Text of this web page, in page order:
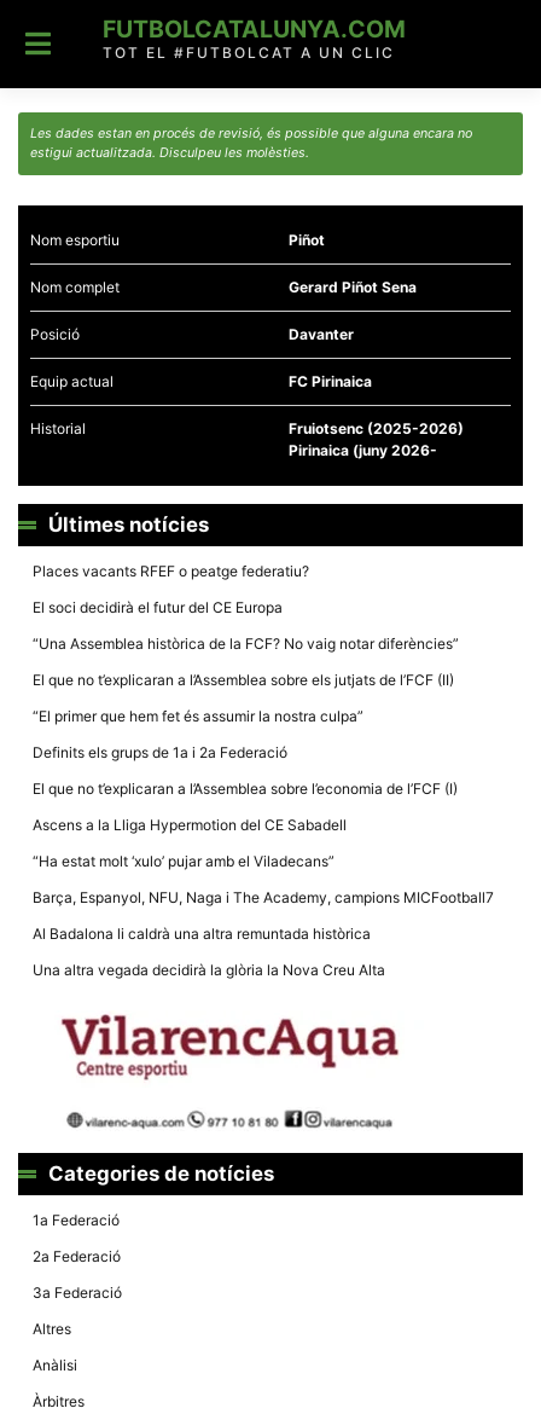
content
FUTBOLCATALUNYA.COM
TOT EL #FUTBOLCAT A UN CLIC
Les dades estan en procés de revisió, és possible que alguna encara no
estigui actualitzada. Disculpeu les molèsties.
Nom esportiu Piñot
Nom complet Gerard Piñot Sena
Posició Davanter
Equip actual FC Pirinaica
Historial
Fruiotsenc (2025-2026)
Pirinaica (juny 2026-
Últimes notícies
Places vacants RFEF o peatge federatiu?
El soci decidirà el futur del CE Europa
“Una Assemblea històrica de la FCF? No vaig notar diferències”
El que no t’explicaran a l’Assemblea sobre els jutjats de l’FCF (II)
“El primer que hem fet és assumir la nostra culpa”
Definits els grups de 1a i 2a Federació
El que no t’explicaran a l’Assemblea sobre l’economia de l’FCF (I)
Ascens a la Lliga Hypermotion del CE Sabadell
“Ha estat molt ‘xulo’ pujar amb el Viladecans”
Barça, Espanyol, NFU, Naga i The Academy, campions MICFootball7
Al Badalona li caldrà una altra remuntada històrica
Una altra vegada decidirà la glòria la Nova Creu Alta
Categories de notícies
1a Federació
2a Federació
3a Federació
Altres
Anàlisi
Àrbitres
Necessàries
cookies no
necessàries
funcionament
web.
Estadístiques
Recopilem
anònima d'ús
del lloc web
per a millorar
i la seva
estructura.